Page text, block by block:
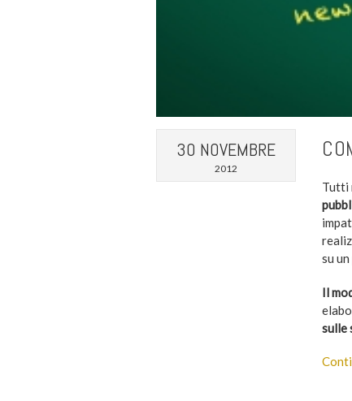
30 NOVEMBRE
2012
Tutti
su
Il
sulle